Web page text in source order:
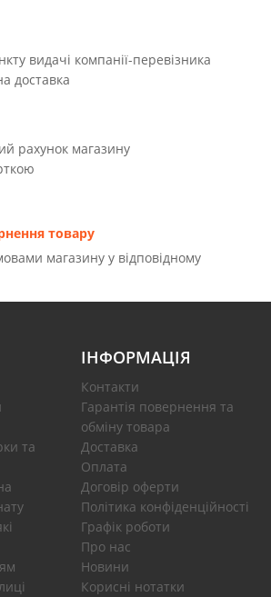
видачі компанії-перевізника
доставка
рахунок магазину
товару
магазину у відповідному
та
ІНФОРМАЦІЯ
Контакти
Гарантія повернення та
обміну товара
Доставка
Оплата
Договір оферти
Політика конфіденційності
Графік роботи
Про нас
Новини
Корисні нотатки